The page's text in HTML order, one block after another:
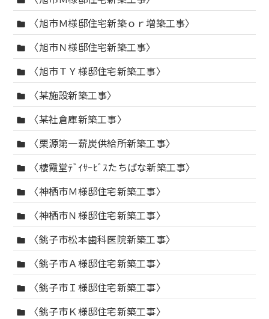
folder 〈旭市Ｍ様邸住宅新築ｏｒ増築工事〉
folder 〈旭市Ｎ様邸住宅新築工事〉
folder 〈旭市ＴＹ様邸住宅新築工事〉
folder 〈某施設新築工事〉
folder 〈某社倉庫新築工事〉
folder 〈栗源第一薪炭供給所新築工事〉
folder 〈棲霞堂ﾃﾞｲｻｰﾋﾞｽたちばな新築工事〉
folder 〈神栖市Ｍ様邸住宅新築工事〉
folder 〈神栖市Ｎ様邸住宅新築工事〉
folder 〈銚子市松本歯科医院新築工事〉
folder 〈銚子市Ａ様邸住宅新築工事〉
folder 〈銚子市Ｉ様邸住宅新築工事〉
folder 〈銚子市Ｋ様邸住宅新築工事〉